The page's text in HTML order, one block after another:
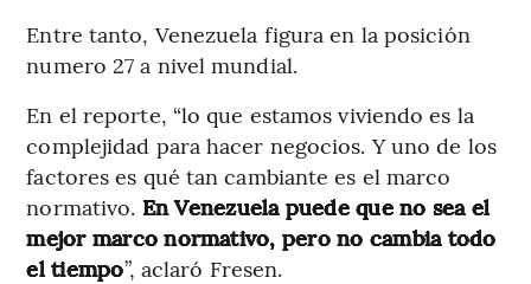
Entre tanto, Venezuela figura en la posición
numero 27 a nivel mundial.
En el reporte, “lo que estamos viviendo es la
complejidad para hacer negocios. Y uno de los
factores es qué tan cambiante es el marco
normativo. En Venezuela puede que no sea el
mejor marco normativo, pero no cambia todo
el tiempo”, aclaró Fresen.